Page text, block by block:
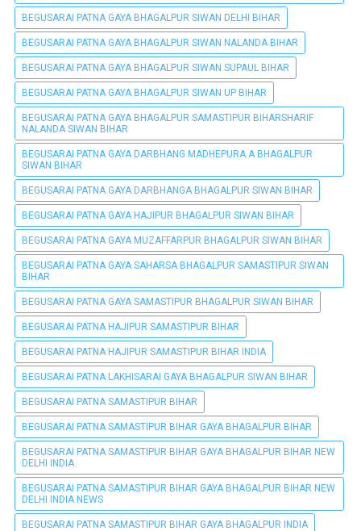
BEGUSARAI PATNA GAYA BHAGALPUR SIWAN DELHI BIHAR
BEGUSARAI PATNA GAYA BHAGALPUR SIWAN NALANDA BIHAR
BEGUSARAI PATNA GAYA BHAGALPUR SIWAN SUPAUL BIHAR
BEGUSARAI PATNA GAYA BHAGALPUR SIWAN UP BIHAR
BEGUSARAI PATNA GAYA BHAGALPUR SAMASTIPUR BIHARSHARIF
NALANDA SIWAN BIHAR
BEGUSARAI PATNA GAYA DARBHANG MADHEPURA A BHAGALPUR
SIWAN BIHAR
BEGUSARAI PATNA GAYA DARBHANGA BHAGALPUR SIWAN BIHAR
BEGUSARAI PATNA GAYA HAJIPUR BHAGALPUR SIWAN BIHAR
BEGUSARAI PATNA GAYA MUZAFFARPUR BHAGALPUR SIWAN BIHAR
BEGUSARAI PATNA GAYA SAHARSA BHAGALPUR SAMASTIPUR SIWAN
BIHAR
BEGUSARAI PATNA GAYA SAMASTIPUR BHAGALPUR SIWAN BIHAR
BEGUSARAI PATNA HAJIPUR SAMASTIPUR BIHAR
BEGUSARAI PATNA HAJIPUR SAMASTIPUR BIHAR INDIA
BEGUSARAI PATNA LAKHISARAI GAYA BHAGALPUR SIWAN BIHAR
BEGUSARAI PATNA SAMASTIPUR BIHAR
BEGUSARAI PATNA SAMASTIPUR BIHAR GAYA BHAGALPUR BIHAR
BEGUSARAI PATNA SAMASTIPUR BIHAR GAYA BHAGALPUR BIHAR NEW
DELHI INDIA
BEGUSARAI PATNA SAMASTIPUR BIHAR GAYA BHAGALPUR BIHAR NEW
DELHI INDIA NEWS
BEGUSARAI PATNA SAMASTIPUR BIHAR GAYA BHAGALPUR INDIA